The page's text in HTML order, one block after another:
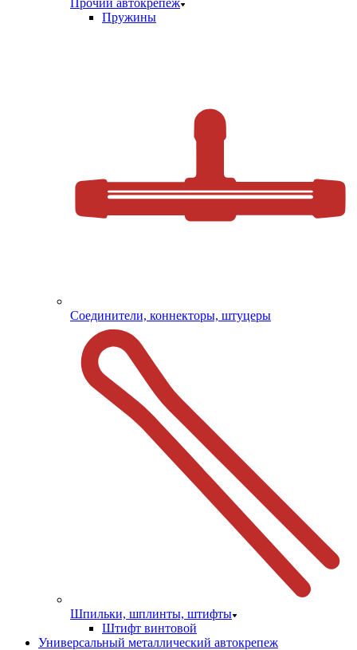
Пружины
Соединители, коннекторы, штуцеры
Шпильки, шплинты, штифты
Штифт винтовой
Универсальный металлический автокрепеж